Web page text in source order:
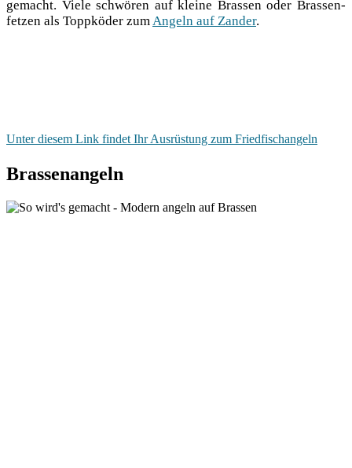
gemacht. Vie­le schwö­ren auf klei­ne Bras­sen oder Bras­sen­
fet­zen als Topp­kö­der zum Angeln auf Zan­der.
Unter die­sem Link fin­det Ihr Aus­rüs­tung zum Friedfischangeln
Brassenangeln